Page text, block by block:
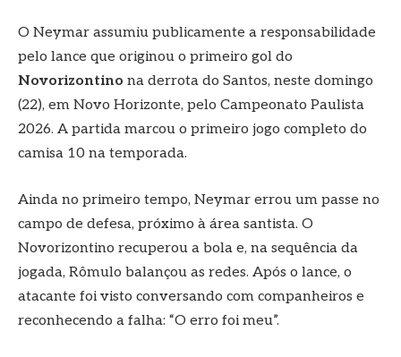
O Neymar assumiu publicamente a responsabilidade
pelo lance que originou o primeiro gol do
Novorizontino na derrota do Santos, neste domingo
(22), em Novo Horizonte, pelo Campeonato Paulista
2026. A partida marcou o primeiro jogo completo do
camisa 10 na temporada.
Ainda no primeiro tempo, Neymar errou um passe no
campo de defesa, próximo à área santista. O
Novorizontino recuperou a bola e, na sequência da
jogada, Rômulo balançou as redes. Após o lance, o
atacante foi visto conversando com companheiros e
reconhecendo a falha: “O erro foi meu”.